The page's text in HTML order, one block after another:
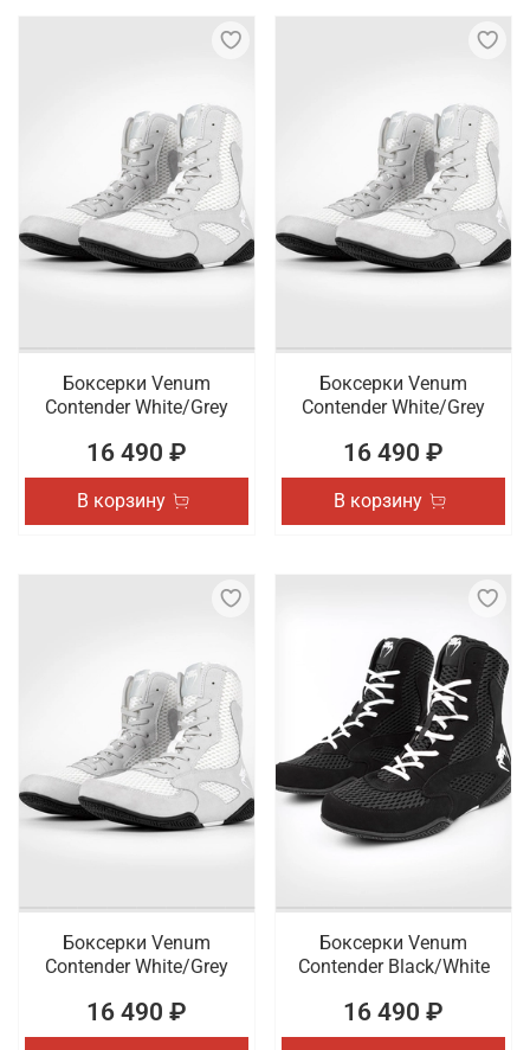
Боксерки Venum
Contender White/Grey
16 490 ₽
В корзину
Боксерки Venum
Contender White/Grey
16 490 ₽
В корзину
Боксерки Venum
Contender White/Grey
16 490 ₽
Боксерки Venum
Contender Black/White
16 490 ₽